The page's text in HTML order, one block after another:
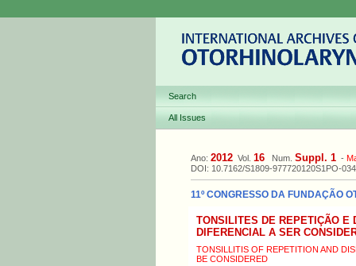
Search
All Issues
Ano: 2012 Vol. 16 Num. Suppl. 1 -
DOI: 10.7162/S1809-977720120S1PO-034
11º CONGRESSO DA FUNDAÇÃO
TONSILITES DE REPETIÇÃO E
DIFERENCIAL A SER
TONSILLITIS OF REPETITION AND
BE CONSIDERED